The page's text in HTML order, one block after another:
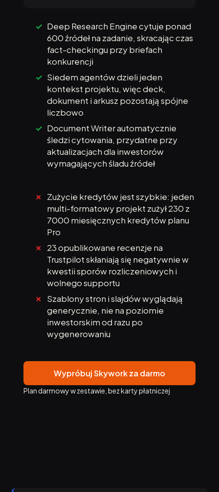
Deep Research Engine cytuje ponad
600 źródeł na zadanie, skracając czas
fact-checkingu przy briefach
konkurencji
Siedem agentów dzieli jeden
kontekst projektu, więc deck,
dokument i arkusz pozostają spójne
liczbowo
Document Writer automatycznie
śledzi cytowania, przydatne przy
aktualizacjach dla inwestorów
wymagających śladu źródeł
Zużycie kredytów jest szybkie: jeden
multi-formatowy projekt zużył 230 z
7000 miesięcznych kredytów planu
Pro
23 opublikowane recenzje na
Trustpilot skłaniają się negatywnie w
kwestii sporów rozliczeniowych i
wolnego supportu
Szablony stron i slajdów wyglądają
generycznie, nie na poziomie
inwestorskim od razu po
wygenerowaniu
Wypróbuj Skywork za darmo
Plan darmowy w zestawie, bez karty płatniczej